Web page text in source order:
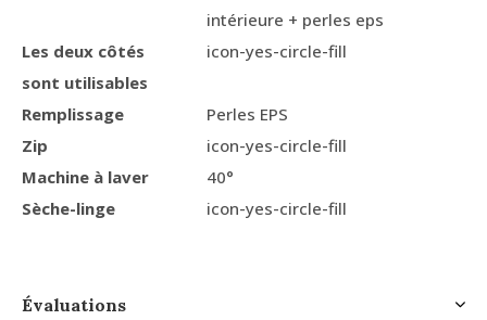
intérieure + perles eps
Les deux côtés
sont utilisables
icon-yes-circle-fill
Remplissage
Perles EPS
Zip
icon-yes-circle-fill
Machine à laver
40°
Sèche-linge
icon-yes-circle-fill
Évaluations